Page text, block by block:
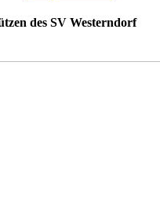
des SV Westerndorf